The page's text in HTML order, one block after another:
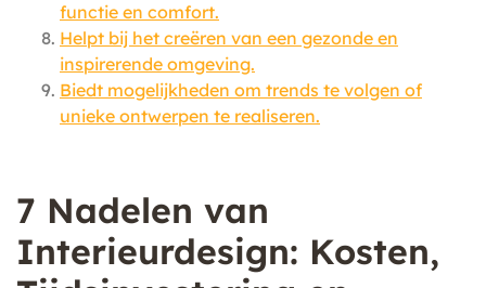
functie en comfort.
Helpt bij het creëren van een gezonde en
inspirerende omgeving.
Biedt mogelijkheden om trends te volgen of
unieke ontwerpen te realiseren.
7 Nadelen van
Interieurdesign: Kosten,